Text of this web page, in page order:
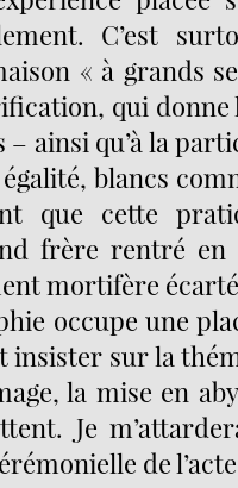
C’est
« à grands
qui donne
ainsi qu’à la
blancs
que cette
frère rentré en
mortifère
occupe une
insister sur la
la mise en
Je
de